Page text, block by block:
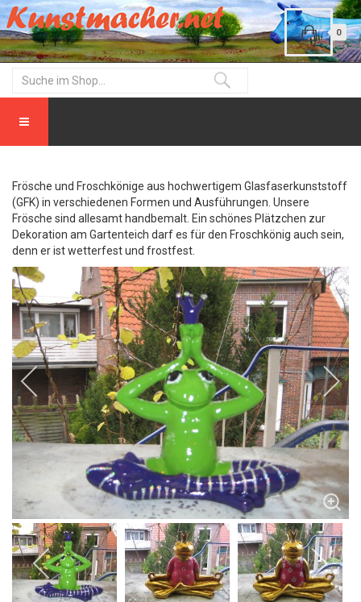
0
Frösche und Froschkönige aus hochwertigem Glasfaserkunststoff
(GFK) in verschiedenen Formen und Ausführungen. Unsere
Frösche sind allesamt handbemalt. Ein schönes Plätzchen zur
Dekoration am Gartenteich darf es für den Froschkönig auch sein,
denn er ist wetterfest und frostfest.